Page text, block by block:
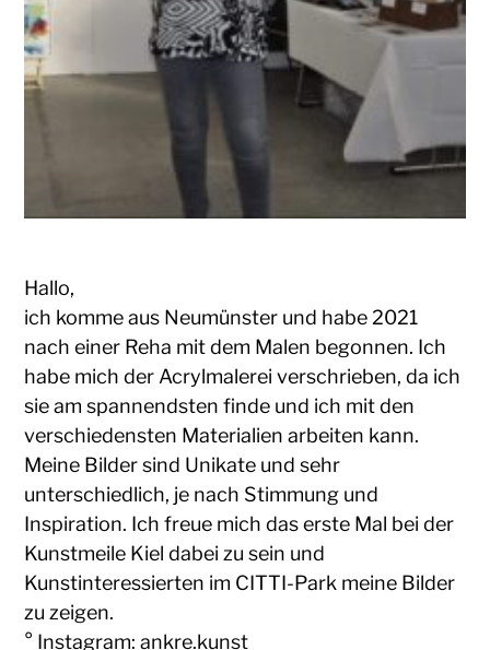
Hallo,
ich komme aus Neumünster und habe 2021
nach einer Reha mit dem Malen begonnen. Ich
habe mich der Acrylmalerei verschrieben, da ich
sie am spannendsten finde und ich mit den
verschiedensten Materialien arbeiten kann.
Meine Bilder sind Unikate und sehr
unterschiedlich, je nach Stimmung und
Inspiration. Ich freue mich das erste Mal bei der
Kunstmeile Kiel dabei zu sein und
Kunstinteressierten im CITTI-Park meine Bilder
zu zeigen.
° Instagram: ankre.kunst